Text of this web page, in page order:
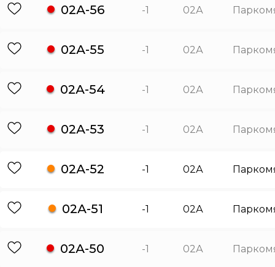
02А-56 -1 02А
02А-55 -1 02А
02А-54 -1 02А
02А-53 -1 02А
02А-52 -1 02А
02А-51 -1 02А
02А-50 -1 02А